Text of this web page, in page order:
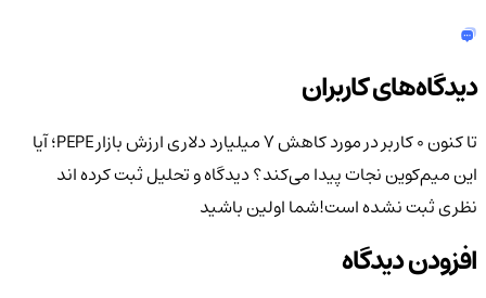
دیدگاه‌های کاربران
تا کنون 0 کاربر در مورد
کاهش ۷ میلیارد دلاری ارزش بازار PEPE؛ آیا
این میم‌کوین نجات پیدا می‌کند؟دیدگاه و تحلیل ثبت کرده اند
نظری ثبت نشده است!شما اولین باشید
افزودن دیدگاه